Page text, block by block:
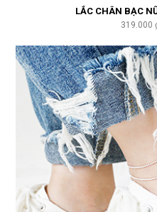
LẮC CHÂN BẠC
319.000